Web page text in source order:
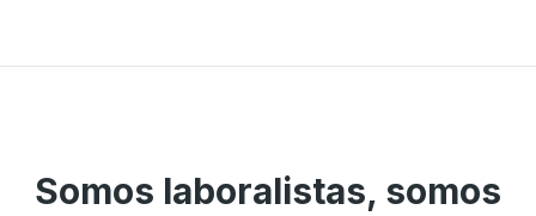
Somos laboralistas, somos